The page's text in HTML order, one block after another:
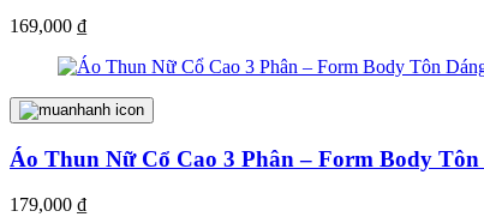
169,000 ₫
Áo Thun Nữ Cổ Cao 3 Phân – Form Body
179,000 ₫